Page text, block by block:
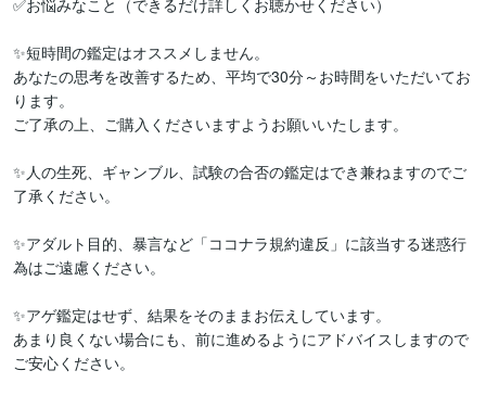
✅お悩みなこと（できるだけ詳しくお聴かせください）
✨短時間の鑑定はオススメしません。
あなたの思考を改善するため、平均で30分～お時間をいただいてお
ります。
ご了承の上、ご購入くださいますようお願いいたします。
✨人の生死、ギャンブル、試験の合否の鑑定はでき兼ねますのでご
了承ください。
✨アダルト目的、暴言など「ココナラ規約違反」に該当する迷惑行
為はご遠慮ください。
✨アゲ鑑定はせず、結果をそのままお伝えしています。
あまり良くない場合にも、前に進めるようにアドバイスしますので
ご安心ください。